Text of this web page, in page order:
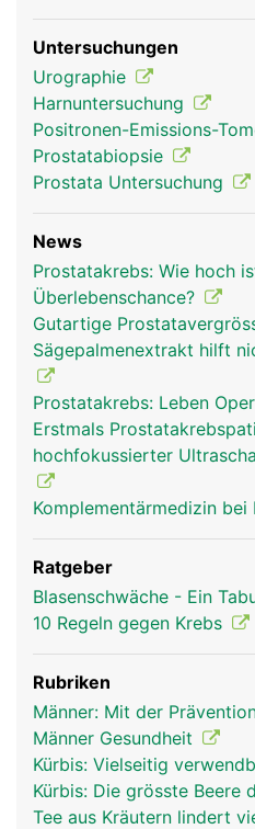
Untersuchungen
Urographie
Harnuntersuchung
Positronen-Emissions-
Prostatabiopsie
Prostata Untersuchung
News
Prostatakrebs: Wie hoch
Überlebenschance?
Gutartige
Sägepalmenextrakt hilft
Prostatakrebs: Leben
Erstmals
hochfokussierter
Komplementärmedizin
Ratgeber
Blasenschwäche - Ein
10 Regeln gegen Krebs
Rubriken
Männer: Mit der
Männer Gesundheit
Kürbis: Vielseitig
Kürbis: Die grösste Beere
Tee aus Kräutern lindert